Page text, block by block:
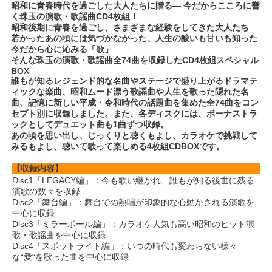
昭和に青春時代を過ごした大人たちに贈る— 今だからこころに響
く珠玉の演歌・歌謡曲CD4枚組！
昭和後期に青春を過ごし、さまざまな経験をしてきた大人たち
若かったあの頃には気づかなかった、人生の酸いも甘いも知った
今だから心に沁みる「歌」
そんな珠玉の演歌・歌謡曲全74曲を収録したCD4枚組スペシャル
BOX
誰もが知るレジェンド的な名曲やステージで盛り上がるドラマテ
ィックな楽曲、昭和ムード漂う歌謡曲や人生を歌った隠れた名
曲、記憶に新しい平成・令和時代の話題曲を集めた全74曲をコン
セプト別に収録しました。また、各ディスクには、ボーナストラ
ックとしてデュエット曲も1曲ずつ収録。
あの頃を思い出し、じっくりと聴くもよし、カラオケで挑戦して
みるもよし、聴いて歌って楽しめる4枚組CDBOXです。
【収録内容】
Disc1「LEGACY編」：今も歌い継がれ、誰もが知る後世に残る
演歌の数々を収録
Disc2「舞台編」：舞台での熱唱が印象的な心動かされる演歌を
中心に収録
Disc3「ミラーボール編」：カラオケ人気も高い昭和のヒット演
歌・歌謡曲を中心に収録
Disc4「スポットライト編」：いつの時代も変わらない様々
な“愛“を歌った曲を中心に収録